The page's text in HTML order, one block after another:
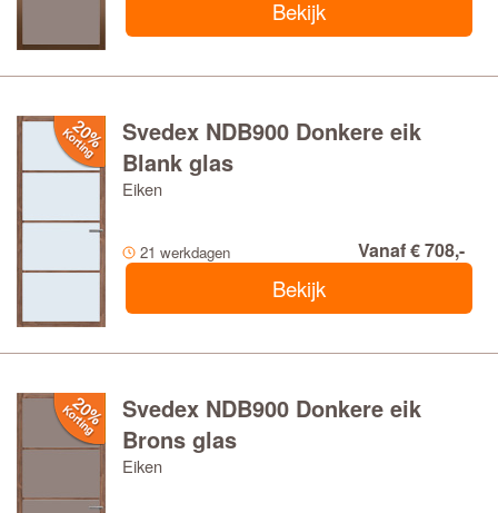
Bekijk
Svedex NDB900 Donkere eik
Blank glas
Eiken
21 werkdagen Vanaf € 708,-
Bekijk
Svedex NDB900 Donkere eik
Brons glas
Eiken